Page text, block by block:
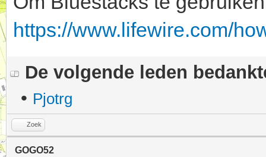
https://www.lifewire.com/
De volgende leden
• Pjotrg
Zoek
GOGO52